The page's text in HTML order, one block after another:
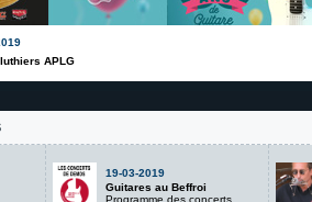
APLG
19-03-2019
Guitares au Beffroi
Programme des concerts